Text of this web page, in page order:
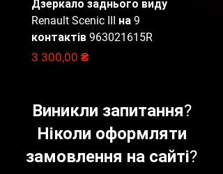
Дзеркало заднього виду
Renault Scenic III на 9
контактів 963021615R
Ціна
3 300,00 ₴
Ціна
2
Виникли запитання?
Ніколи оформляти
замовлення на сайті?